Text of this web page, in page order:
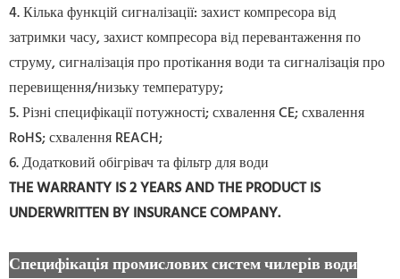
4. Кілька функцій сигналізації: захист компресора від
затримки часу, захист компресора від перевантаження по
струму, сигналізація про протікання води та сигналізація про
перевищення/низьку температуру;
5. Різні специфікації потужності; схвалення CE; схвалення
RoHS; схвалення REACH;
6. Додатковий обігрівач та фільтр для води
THE WARRANTY IS 2 YEARS AND THE PRODUCT IS
UNDERWRITTEN BY INSURANCE COMPANY.
Специфікація промислових систем чилерів води